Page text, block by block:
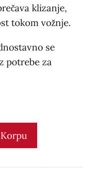
klizanje,
tokom vožnje.
se
potrebe za